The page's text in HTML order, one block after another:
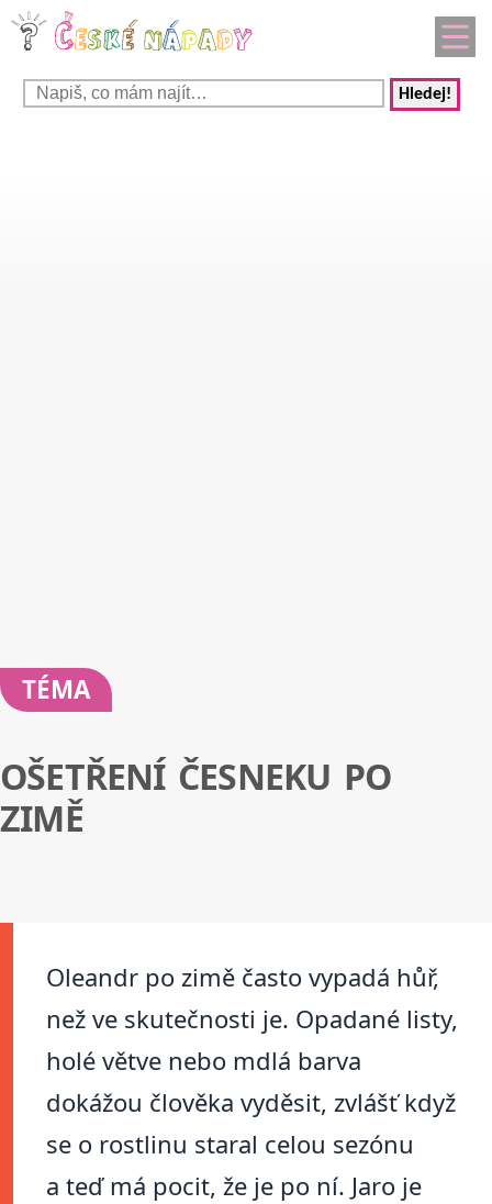
Hledej!
TÉMA
OŠETŘENÍ ČESNEKU PO
ZIMĚ
Oleandr po zimě často vypadá hůř,
než ve skutečnosti je. Opadané listy,
holé větve nebo mdlá barva
dokážou člověka vyděsit, zvlášť když
se o rostlinu staral celou sezónu
a teď má pocit, že je po ní. Jaro je